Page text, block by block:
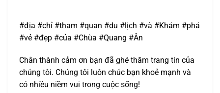
#địa #chỉ #tham #quan #du #lịch #và #Khám #phá
#vẻ #đẹp #của #Chùa #Quang #Ân
Chân thành cảm ơn bạn đã ghé thăm trang tin của
chúng tôi. Chúng tôi luôn chúc bạn khoẻ mạnh và
có nhiều niềm vui trong cuộc sống!